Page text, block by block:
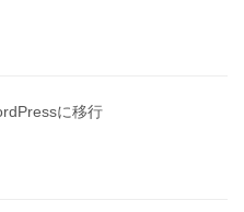
に移行